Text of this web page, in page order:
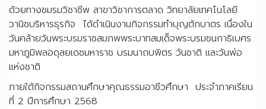
ด้วยทางชมรมวิชาชีพ สาขาวิชาการตลาด วิทยาลัยเทคโนโลยี
วานิชบริหารธุรกิจ ได้ดำเนินงานกิจกรรมทำบุญตักบาตร เนื่องใน
วันคล้ายวันพระบรมราชสมภพพระบาทสมเด็จพระบรมชนกาธิเบศร
มหาภูมิพลอดุลยเดชมหาราช บรมนาถบพิตร วันชาติ และวันพ่อ
แห่งชาติ
ภายใต้กิจกรรมสถานศึกษาคุณธรรมอาชีวศึกษา ประจำภาคเรียน
ที่ 2 ปีการศึกษา 2568